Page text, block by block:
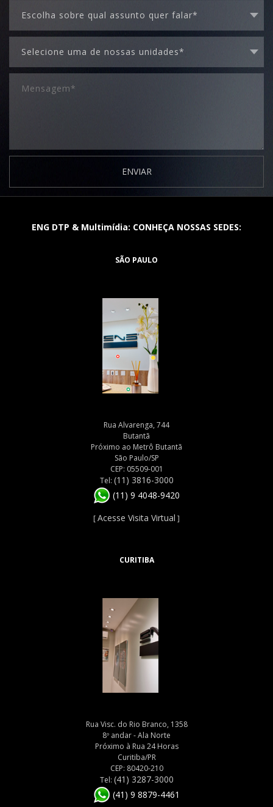
ENVIAR
ENG DTP & Multimídia: CONHEÇA NOSSAS SEDES:
SÃO PAULO
Rua Alvarenga, 744
Butantã
Próximo ao Metrô Butantã
São Paulo/SP
CEP: 05509-001
Tel: (11) 3816-3000
(11) 9 4048-9420
[Acesse Visita Virtual ]
CURITIBA
Rua Visc. do Rio Branco, 1358
8º andar - Ala Norte
Próximo à Rua 24 Horas
Curitiba/PR
CEP: 80420-210
Tel: (41) 3287-3000
(41) 9 8879-4461